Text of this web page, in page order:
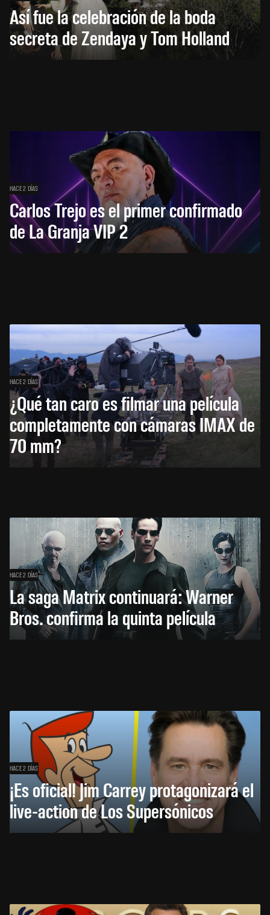
Así fue la celebración de la boda
secreta de Zendaya y Tom Holland
HACE 2 DÍAS
Carlos Trejo es el primer confirmado
de La Granja VIP 2
HACE 2 DÍAS
¿Qué tan caro es filmar una película
completamente con cámaras IMAX de
70 mm?
HACE 2 DÍAS
La saga Matrix continuará: Warner
Bros. confirma la quinta película
HACE 2 DÍAS
¡Es oficial! Jim Carrey protagonizará el
live-action de Los Supersónicos